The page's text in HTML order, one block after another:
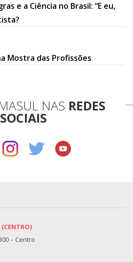
e a Ciência no Brasil: “E eu,
Mostra das Profissões
NAS REDES
SOCIAIS
– Centro